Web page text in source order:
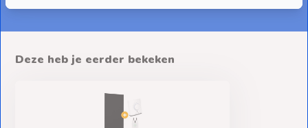
Deze heb je eerder bekeken